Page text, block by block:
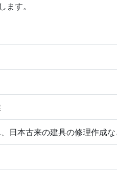
す。
日本古来の建具の修理作成